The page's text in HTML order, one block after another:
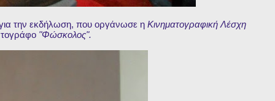
την εκδήλωση, που οργάνωσε η Κινηματογραφική Λέσχη
"Φώσκολος".